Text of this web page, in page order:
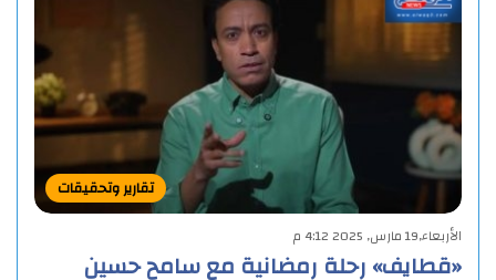
تقارير وتحقيقات
الأربعاء,19 مارس, 2025 4:12 م
«قطايف» رحلة رمضانية مع سامح حسين